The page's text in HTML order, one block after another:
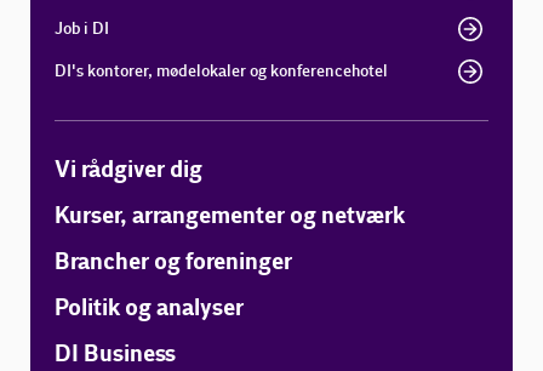
Job i DI
DI's kontorer, mødelokaler og konferencehotel
Vi rådgiver dig
Kurser, arrangementer og netværk
Brancher og foreninger
Politik og analyser
DI Business